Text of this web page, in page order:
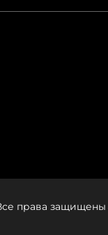
права